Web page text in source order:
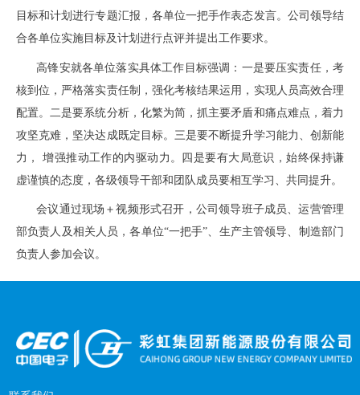
目标和计划进行专题汇报，各单位一把手作表态发言。公司领导结
合各单位实施目标及计划进行点评并提出工作要求。
高锋安就各单位落实具体工作目标强调：一是要压实责任，考
核到位，严格落实责任制，强化考核结果运用，实现人员高效合理
配置。二是要系统分析，化繁为简，抓主要矛盾和痛点难点，着力
攻坚克难，坚决达成既定目标。三是要不断提升学习能力、创新能
力，
增强推动工作的内驱动力。四是要有大局意识，始终保持谦
虚谨慎的态度，各级领导干部和团队成员要相互学习、共同提升。
会议通过现场＋视频形式召开，公司领导班子成员、运营管理
部负责人及相关人员，各单位“一把手”、生产主管领导、制造部门
负责人参加会议。